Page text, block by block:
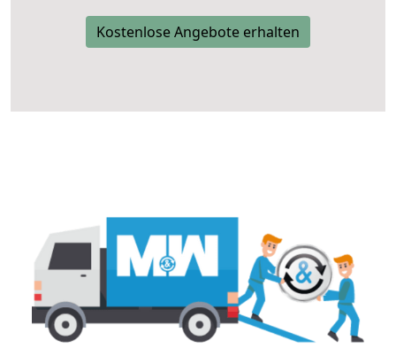
Kostenlose Angebote erhalten